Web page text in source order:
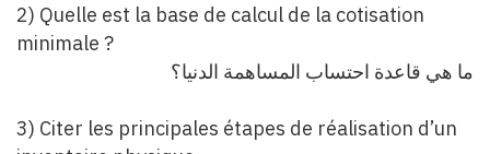
2) Quelle est la base de calcul de la cotisation
minimale ?
ما هي قاعدة احتساب المساهمة الدنيا؟
3) Citer les principales étapes de réalisation d’un